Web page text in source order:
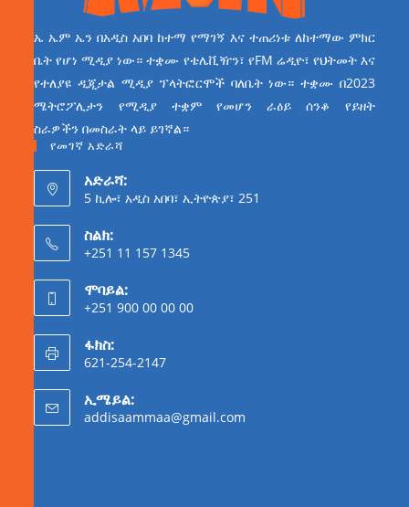
ኤ ኤም ኤን በአዲስ አበባ ከተማ የማገኝ እና ተጠሪነቱ ለከተማው ምክር
ቤት የሆነ ሚዲያ ነው። ተቋሙ የቴሌቪዥን፣ የFM ሬዲዮ፣ የህትመት እና
የተለያዩ ዲጂታል ሚዲያ ፕላትፎርሞች ባለቤት ነው። ተቋሙ በ2023
ሜትሮፖሊታን የሚዲያ ተቋም የመሆን ራዕይ ሰንቆ የይዘት
ስራዎችን በመስራት ላይ ይገኛል።
የመገኛ አድራሻ
አድራሻ:
5 ኪሎ፣ አዲስ አበባ፣ ኢትዮጵያ፣ 251
ስልክ:
+251 11 157 1345
ሞባይል:
+251 900 00 00 00
ፋክስ:
621-254-2147
ኢሜይል:
addisaammaa@gmail.com